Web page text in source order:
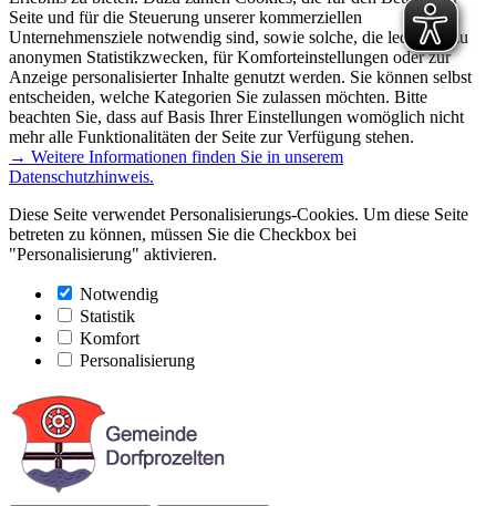
Seite und für die Steuerung unserer kommerziellen
Unternehmensziele notwendig sind, sowie solche, die lediglich zu
anonymen Statistikzwecken, für Komforteinstellungen oder zur
Anzeige personalisierter Inhalte genutzt werden. Sie können selbst
entscheiden, welche Kategorien Sie zulassen möchten. Bitte
beachten Sie, dass auf Basis Ihrer Einstellungen womöglich nicht
mehr alle Funktionalitäten der Seite zur Verfügung stehen.
→ Weitere Informationen finden Sie in unserem
Datenschutzhinweis.
Diese Seite verwendet Personalisierungs-Cookies. Um diese Seite
betreten zu können, müssen Sie die Checkbox bei
"Personalisierung" aktivieren.
Notwendig
Statistik
Komfort
Personalisierung